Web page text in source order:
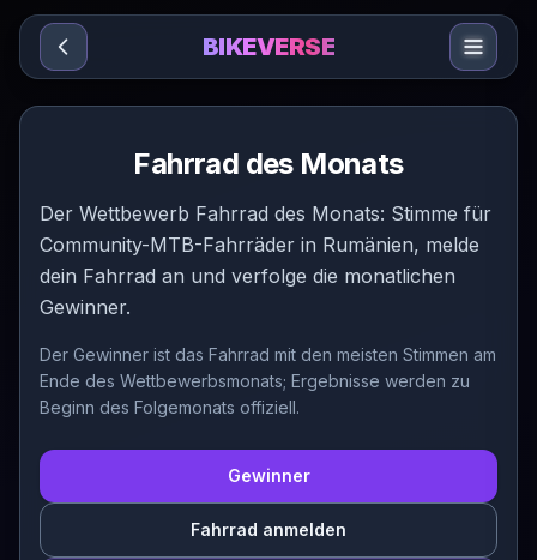
Sari la conținut
BIKEVERSE
Fahrrad des Monats
Der Wettbewerb Fahrrad des Monats: Stimme für
Community-MTB-Fahrräder in Rumänien, melde
dein Fahrrad an und verfolge die monatlichen
Gewinner.
Der Gewinner ist das Fahrrad mit den meisten Stimmen am
Ende des Wettbewerbsmonats; Ergebnisse werden zu
Beginn des Folgemonats offiziell.
Gewinner
Fahrrad anmelden